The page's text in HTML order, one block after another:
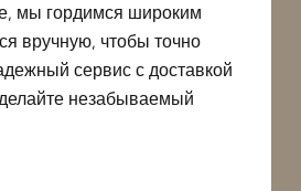
мы гордимся широким
вручную, чтобы точно
сервис с доставкой
незабываемый